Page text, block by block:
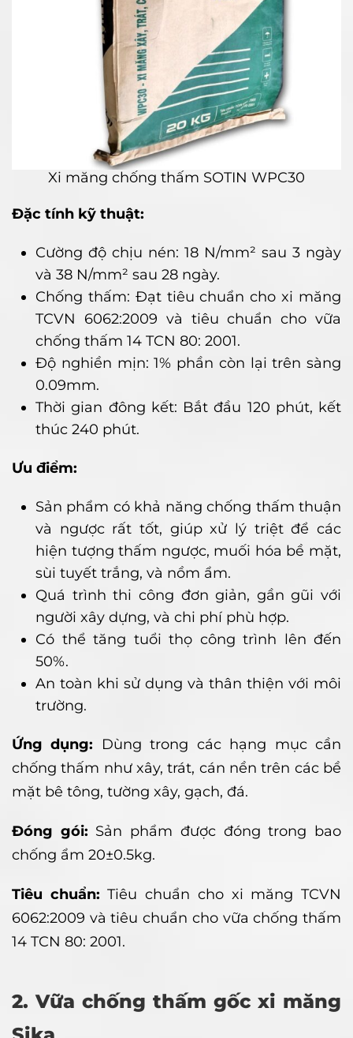
Xi măng chống thấm SOTIN WPC30
Đặc tính kỹ thuật:
Cường độ chịu nén: 18 N/mm² sau 3 ngày
và 38 N/mm² sau 28 ngày.
Chống thấm: Đạt tiêu chuẩn cho xi măng
TCVN 6062:2009 và tiêu chuẩn cho vữa
chống thấm 14 TCN 80: 2001.
Độ nghiền mịn: 1% phần còn lại trên sàng
0.09mm.
Thời gian đông kết: Bắt đầu 120 phút, kết
thúc 240 phút.
Ưu điểm:
Sản phẩm có khả năng chống thấm thuận
và ngược rất tốt, giúp xử lý triệt để các
hiện tượng thấm ngược, muối hóa bề mặt,
sùi tuyết trắng, và nồm ẩm.
Quá trình thi công đơn giản, gần gũi với
người xây dựng, và chi phí phù hợp.
Có thể tăng tuổi thọ công trình lên đến
50%.
An toàn khi sử dụng và thân thiện với môi
trường.
Ứng dụng: Dùng trong các hạng mục cần
chống thấm như xây, trát, cán nền trên các bề
mặt bê tông, tường xây, gạch, đá.
Đóng gói: Sản phẩm được đóng trong bao
chống ẩm 20±0.5kg.
Tiêu chuẩn: Tiêu chuẩn cho xi măng TCVN
6062:2009 và tiêu chuẩn cho vữa chống thấm
14 TCN 80: 2001.
2. Vữa chống thấm gốc xi măng